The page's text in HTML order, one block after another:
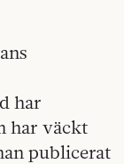
har
har väckt
publicerat